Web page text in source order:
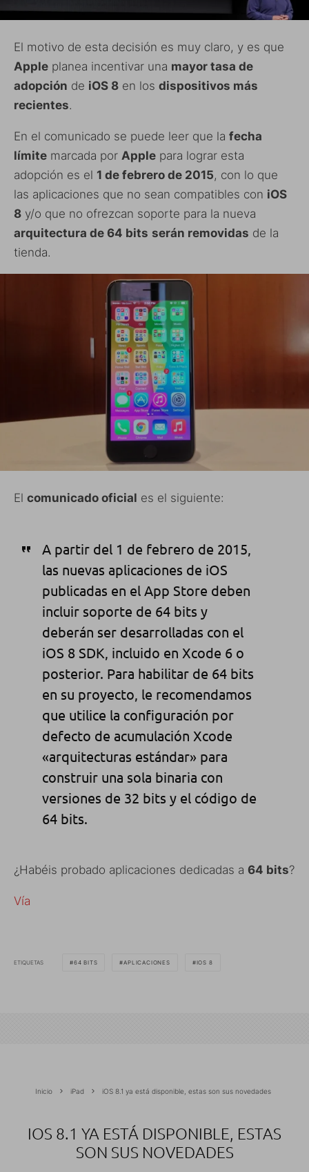
El motivo de esta decisión es muy claro, y es que
Apple planea incentivar una mayor tasa de
adopción de iOS 8 en los dispositivos más
recientes.
En el comunicado se puede leer que la fecha
límite marcada por Apple para lograr esta
adopción es el 1 de febrero de 2015, con lo que
las aplicaciones que no sean compatibles con iOS
8 y/o que no ofrezcan soporte para la nueva
arquitectura de 64 bits serán removidas de la
tienda.
El comunicado oficial es el siguiente:
A partir del 1 de febrero de 2015,
las nuevas aplicaciones de iOS
publicadas en el App Store deben
incluir soporte de 64 bits y
deberán ser desarrolladas con el
iOS 8 SDK, incluido en Xcode 6 o
posterior. Para habilitar de 64 bits
en su proyecto, le recomendamos
que utilice la configuración por
defecto de acumulación Xcode
«arquitecturas estándar» para
construir una sola binaria con
versiones de 32 bits y el código de
64 bits.
¿Habéis probado aplicaciones dedicadas a 64 bits?
Vía
ETIQUETAS 64 BITS APLICACIONES IOS 8
Inicio iPad iOS 8.1 ya está disponible, estas son sus novedades
IOS 8.1 YA ESTÁ DISPONIBLE, ESTAS
SON SUS NOVEDADES